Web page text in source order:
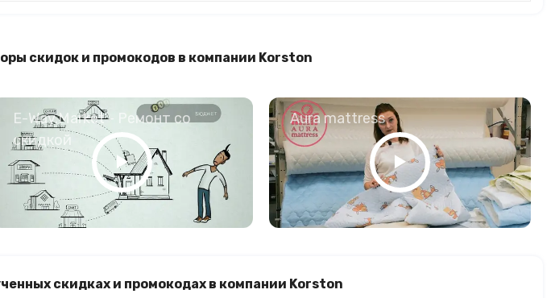
скидок и промокодов в компании Korston
E-Way.Market - Ремонт со
скидкой
Aura mattress
скидках и промокодах в компании Korston